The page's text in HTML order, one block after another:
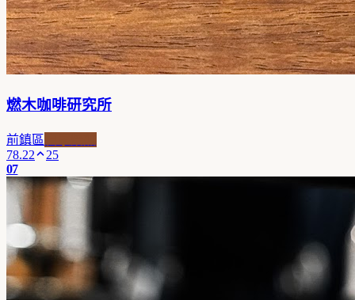
燃木咖啡研究所
前鎮區
78.22
25
07